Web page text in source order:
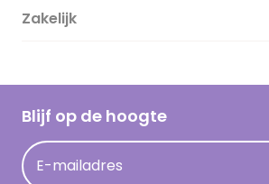
Duurzaamheid
Hallmark Kaartclub
Acties
Persberichten
Magazine
Cadeau inspiratie
Kaartinspiratie
Zakelijk
Blijf op de hoogte
E-mailadres